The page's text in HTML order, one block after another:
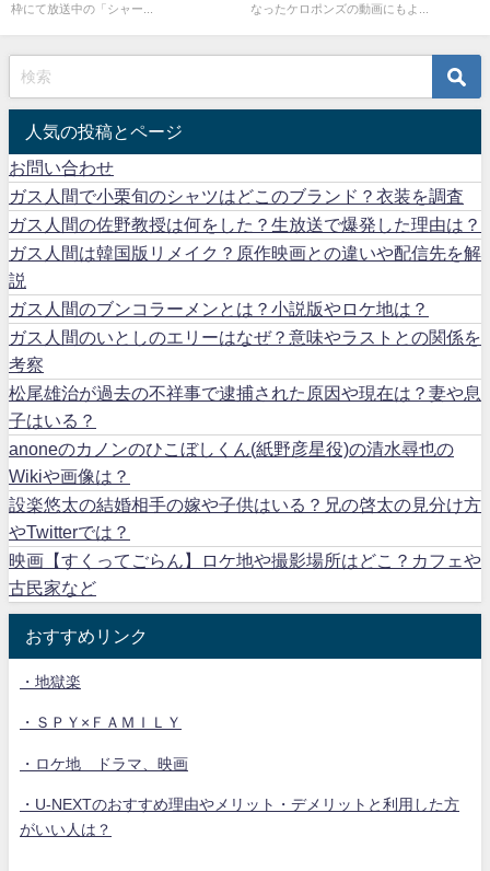
枠にて放送中の「シャー...
なったケロポンズの動画にもよ...
人気の投稿とページ
お問い合わせ
ガス人間で小栗旬のシャツはどこのブランド？衣装を調査
ガス人間の佐野教授は何をした？生放送で爆発した理由は？
ガス人間は韓国版リメイク？原作映画との違いや配信先を解
説
ガス人間のブンコラーメンとは？小説版やロケ地は？
ガス人間のいとしのエリーはなぜ？意味やラストとの関係を
考察
松尾雄治が過去の不祥事で逮捕された原因や現在は？妻や息
子はいる？
anoneのカノンのひこぼしくん(紙野彦星役)の清水尋也の
Wikiや画像は？
設楽悠太の結婚相手の嫁や子供はいる？兄の啓太の見分け方
やTwitterでは？
映画【すくってごらん】ロケ地や撮影場所はどこ？カフェや
古民家など
おすすめリンク
・地獄楽
・ＳＰＹ×ＦＡＭＩＬＹ
・ロケ地 ドラマ、映画
・U-NEXTのおすすめ理由やメリット・デメリットと利用した方
がいい人は？